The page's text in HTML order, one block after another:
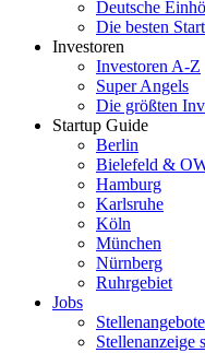
Deutsche
Die besten
Investoren
Investoren A-Z
Super Angels
Die größten
Startup Guide
Berlin
Bielefeld &
Hamburg
Karlsruhe
Köln
München
Nürnberg
Ruhrgebiet
Jobs
Stellenangebote
Stellenanzeige